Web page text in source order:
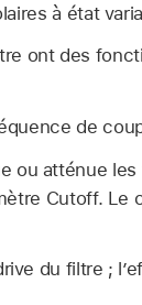
à état
ont des
de
ou atténue les
Cutoff.
du filtre ;